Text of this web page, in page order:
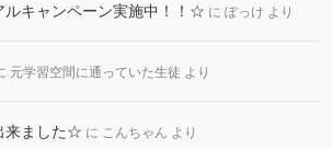
キャンペーン実施中！！☆ に ぽっけ より
元学習空間に通っていた生徒 より
来ました☆ に こんちゃん より